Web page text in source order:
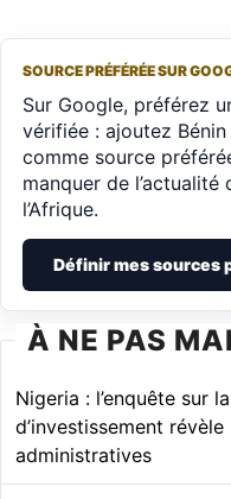
SOURCE PRÉFÉRÉE SUR
Sur Google, préférez
vérifiée : ajoutez Bénin
comme source
manquer de l’actualité
l’Afrique.
Définir mes sources
À NE PAS
Nigeria : l’enquête sur
d’investissement
administratives